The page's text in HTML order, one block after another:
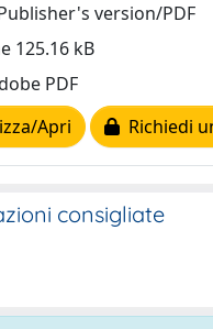
version/PDF
125.16 kB
PDF
Apri
Richiedi
consigliate